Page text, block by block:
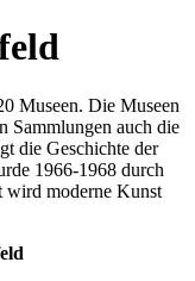
Museen. Die Museen
Sammlungen auch die
die Geschichte der
1966-1968 durch
wird moderne Kunst